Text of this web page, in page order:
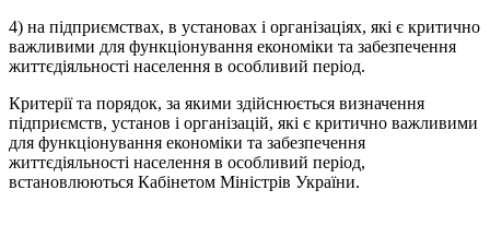
4) на підприємствах, в установах і організаціях, які є критично
важливими для функціонування економіки та забезпечення
життєдіяльності населення в особливий період.
Критерії та порядок, за якими здійснюється визначення
підприємств, установ і організацій, які є критично важливими
для функціонування економіки та забезпечення
життєдіяльності населення в особливий період,
встановлюються Кабінетом Міністрів України.